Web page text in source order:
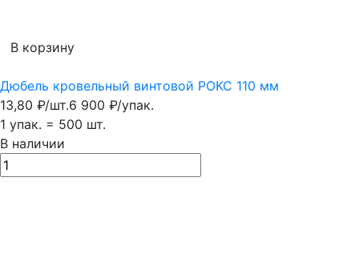
В корзину
Дюбель кровельный винтовой РОКС 110 мм
13,80 ₽/шт.6 900 ₽/упак.
1 упак. = 500 шт.
В наличии